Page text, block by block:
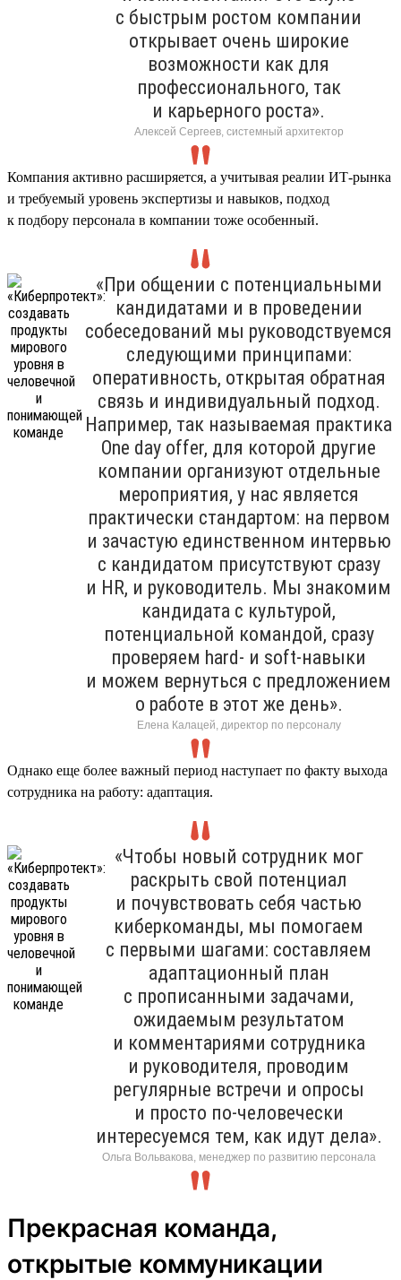
с быстрым ростом компании
открывает очень широкие
возможности как для
профессионального, так
и карьерного роста».
Алексей Сергеев, системный архитектор
Компания активно расширяется, а учитывая реалии ИТ-рынка
и требуемый уровень экспертизы и навыков, подход
к подбору персонала в компании тоже особенный.
«При общении с потенциальными
кандидатами и в проведении
собеседований мы руководствуемся
следующими принципами:
оперативность, открытая обратная
связь и индивидуальный подход.
Например, так называемая практика
One day offer, для которой другие
компании организуют отдельные
мероприятия, у нас является
практически стандартом: на первом
и зачастую единственном интервью
с кандидатом присутствуют сразу
и HR, и руководитель. Мы знакомим
кандидата с культурой,
потенциальной командой, сразу
проверяем hard- и soft-навыки
и можем вернуться с предложением
о работе в этот же день».
Елена Калацей, директор по персоналу
Однако еще более важный период наступает по факту выхода
сотрудника на работу: адаптация.
«Чтобы новый сотрудник мог
раскрыть свой потенциал
и почувствовать себя частью
киберкоманды, мы помогаем
с первыми шагами: составляем
адаптационный план
с прописанными задачами,
ожидаемым результатом
и комментариями сотрудника
и руководителя, проводим
регулярные встречи и опросы
и просто по-человечески
интересуемся тем, как идут дела».
Ольга Вольвакова, менеджер по развитию персонала
Прекрасная команда,
открытые коммуникации